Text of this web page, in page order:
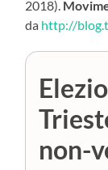
2018).
da http://
non-